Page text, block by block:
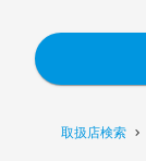
取扱店検索